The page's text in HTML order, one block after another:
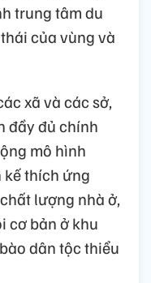
trung tâm du
của vùng và
xã và các sở,
đầy đủ chính
mô hình
kế thích ứng
lượng nhà ở,
cơ bản ở khu
dân tộc thiểu